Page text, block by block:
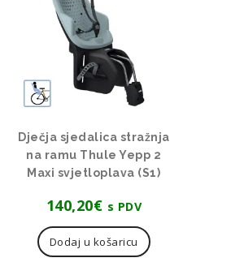
Dječja sjedalica stražnja
na ramu Thule Yepp 2
Maxi svjetloplava (S1)
140,20€ s PDV
Dodaj u košaricu